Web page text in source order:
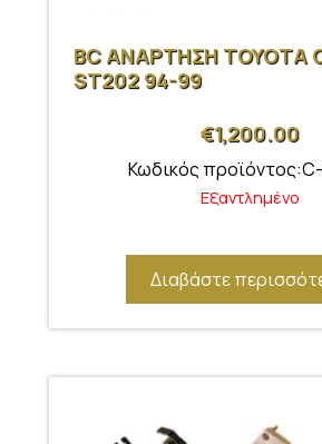
BC ΑΝΑΡΤΗΣΗ ΤΟΥΟΤΑ
ST202 94-99
€1,200.00
Κωδικός
Εξαντλημένο
Διαβάστε